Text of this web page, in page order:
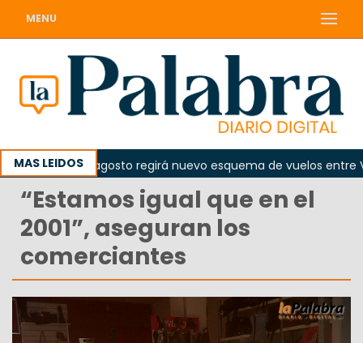
MENU
MAS LEIDOS
el 10 de agosto regirá nuevo esquema de vuelos entre
“Estamos igual que en el
2001”, aseguran los
comerciantes